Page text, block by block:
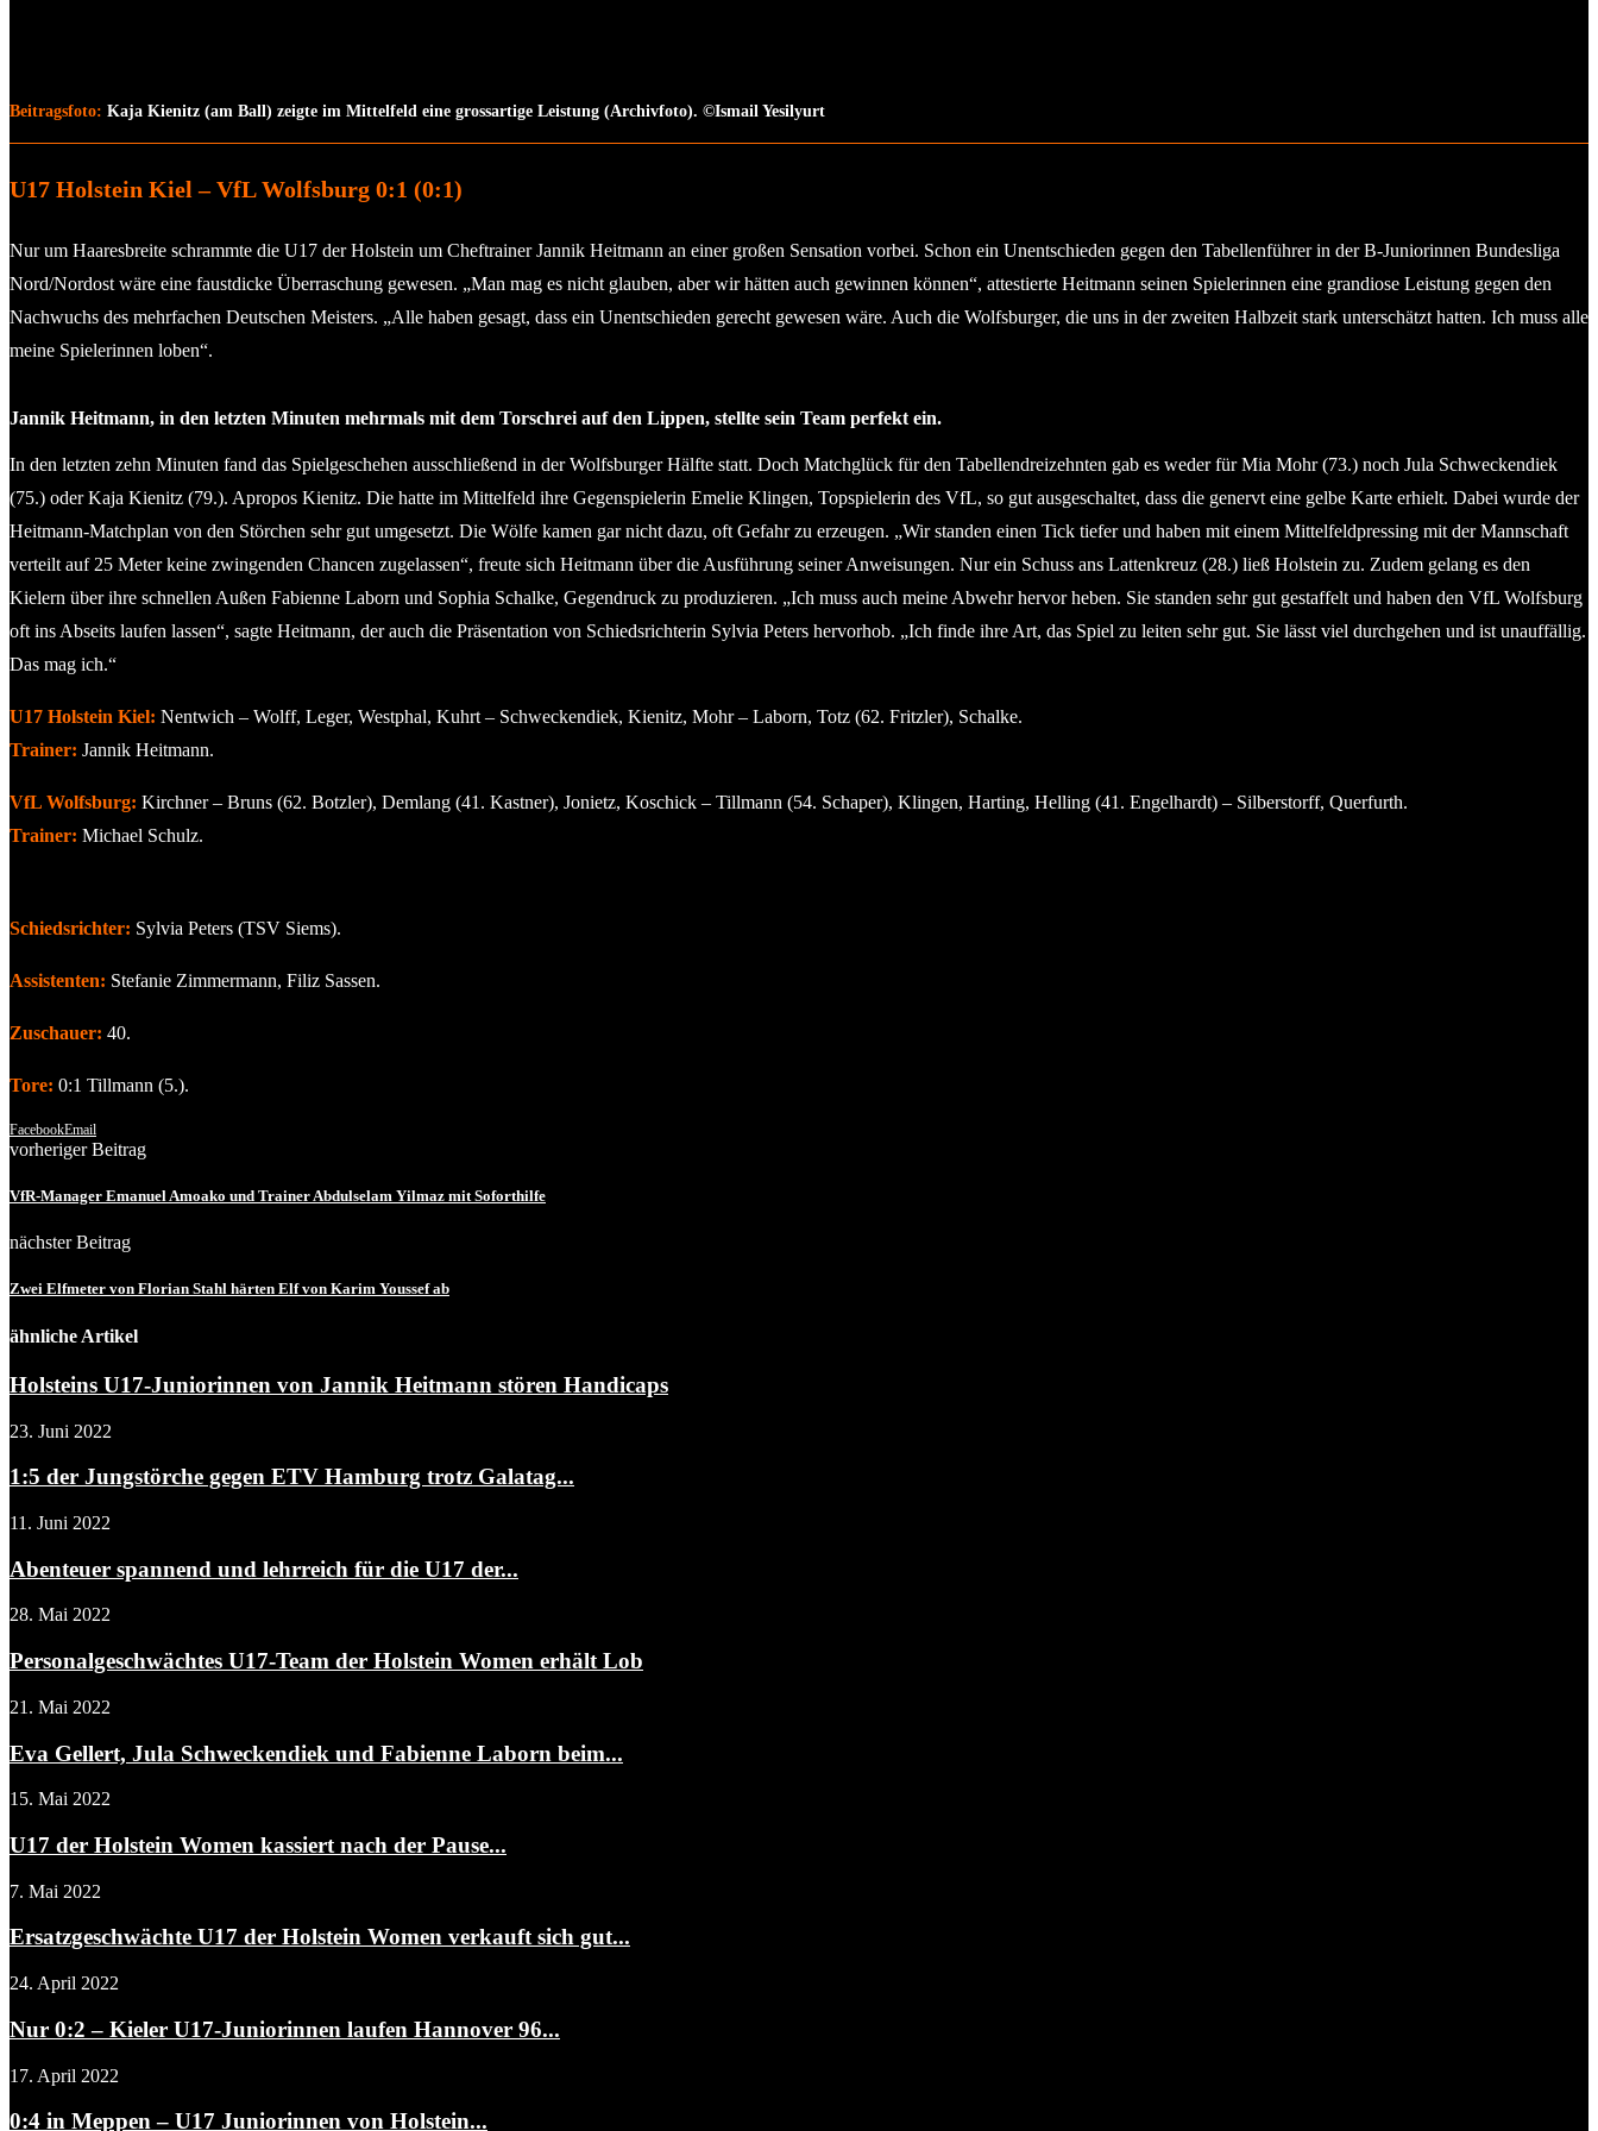
Beitragsfoto: Kaja Kienitz (am Ball) zeigte im Mittelfeld eine grossartige Leistung (Archivfoto). ©Ismail Yesilyurt
U17 Holstein Kiel – VfL Wolfsburg 0:1 (0:1)
Nur um Haaresbreite schrammte die U17 der Holstein um Cheftrainer Jannik Heitmann an einer großen Sensation vorbei. Schon ein Unentschieden gegen den Tabellenführer in der B-Juniorinnen Bundesliga
Nord/Nordost wäre eine faustdicke Überraschung gewesen. „Man mag es nicht glauben, aber wir hätten auch gewinnen können“, attestierte Heitmann seinen Spielerinnen eine grandiose Leistung gegen den
Nachwuchs des mehrfachen Deutschen Meisters. „Alle haben gesagt, dass ein Unentschieden gerecht gewesen wäre. Auch die Wolfsburger, die uns in der zweiten Halbzeit stark unterschätzt hatten. Ich muss alle
meine Spielerinnen loben“.
Jannik Heitmann, in den letzten Minuten mehrmals mit dem Torschrei auf den Lippen, stellte sein Team perfekt ein.
In den letzten zehn Minuten fand das Spielgeschehen ausschließend in der Wolfsburger Hälfte statt. Doch Matchglück für den Tabellendreizehnten gab es weder für Mia Mohr (73.) noch Jula Schweckendiek
(75.) oder Kaja Kienitz (79.). Apropos Kienitz. Die hatte im Mittelfeld ihre Gegenspielerin Emelie Klingen, Topspielerin des VfL, so gut ausgeschaltet, dass die genervt eine gelbe Karte erhielt. Dabei wurde der
Heitmann-Matchplan von den Störchen sehr gut umgesetzt. Die Wölfe kamen gar nicht dazu, oft Gefahr zu erzeugen. „Wir standen einen Tick tiefer und haben mit einem Mittelfeldpressing mit der Mannschaft
verteilt auf 25 Meter keine zwingenden Chancen zugelassen“, freute sich Heitmann über die Ausführung seiner Anweisungen. Nur ein Schuss ans Lattenkreuz (28.) ließ Holstein zu. Zudem gelang es den
Kielern über ihre schnellen Außen Fabienne Laborn und Sophia Schalke, Gegendruck zu produzieren. „Ich muss auch meine Abwehr hervor heben. Sie standen sehr gut gestaffelt und haben den VfL Wolfsburg
oft ins Abseits laufen lassen“, sagte Heitmann, der auch die Präsentation von Schiedsrichterin Sylvia Peters hervorhob. „Ich finde ihre Art, das Spiel zu leiten sehr gut. Sie lässt viel durchgehen und ist unauffällig.
Das mag ich.“
U17 Holstein Kiel: Nentwich – Wolff, Leger, Westphal, Kuhrt – Schweckendiek, Kienitz, Mohr – Laborn, Totz (62. Fritzler), Schalke.
Trainer: Jannik Heitmann.
VfL Wolfsburg: Kirchner – Bruns (62. Botzler), Demlang (41. Kastner), Jonietz, Koschick – Tillmann (54. Schaper), Klingen, Harting, Helling (41. Engelhardt) – Silberstorff, Querfurth.
Trainer: Michael Schulz.
Schiedsrichter: Sylvia Peters (TSV Siems).
Assistenten: Stefanie Zimmermann, Filiz Sassen.
Zuschauer: 40.
Tore: 0:1 Tillmann (5.).
FacebookEmail
vorheriger Beitrag
VfR-Manager Emanuel Amoako und Trainer Abdulselam Yilmaz mit Soforthilfe
nächster Beitrag
Zwei Elfmeter von Florian Stahl härten Elf von Karim Youssef ab
ähnliche Artikel
Holsteins U17-Juniorinnen von Jannik Heitmann stören Handicaps
23. Juni 2022
1:5 der Jungstörche gegen ETV Hamburg trotz Galatag...
11. Juni 2022
Abenteuer spannend und lehrreich für die U17 der...
28. Mai 2022
Personalgeschwächtes U17-Team der Holstein Women erhält Lob
21. Mai 2022
Eva Gellert, Jula Schweckendiek und Fabienne Laborn beim...
15. Mai 2022
U17 der Holstein Women kassiert nach der Pause...
7. Mai 2022
Ersatzgeschwächte U17 der Holstein Women verkauft sich gut...
24. April 2022
Nur 0:2 – Kieler U17-Juniorinnen laufen Hannover 96...
17. April 2022
0:4 in Meppen – U17 Juniorinnen von Holstein...